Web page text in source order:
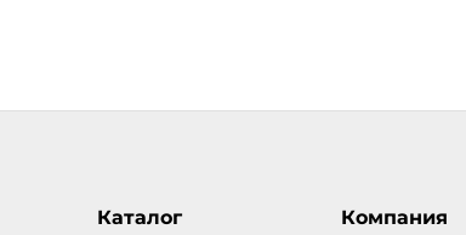
Каталог
Компания